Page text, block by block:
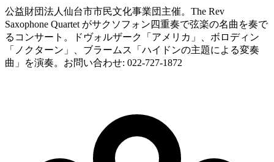
公益財団法人仙台市市民文化事業団主催。The Rev
Saxophone Quartet がサクソフォン四重奏で弦楽の名曲を奏で
るコンサート。ドヴォルザーク「アメリカ」、ボロディン
「ノクターン」、ブラームス「ハイドンの主題による変奏
曲」を演奏。お問い合わせ: 022-727-1872